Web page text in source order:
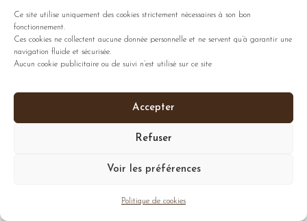
Ce site utilise uniquement des cookies strictement nécessaires à son bon
fonctionnement.
Ces cookies ne collectent aucune donnée personnelle et ne servent qu’à garantir une
navigation fluide et sécurisée.
Aucun cookie publicitaire ou de suivi n’est utilisé sur ce site
Accepter
Refuser
Voir les préférences
Politique de cookies